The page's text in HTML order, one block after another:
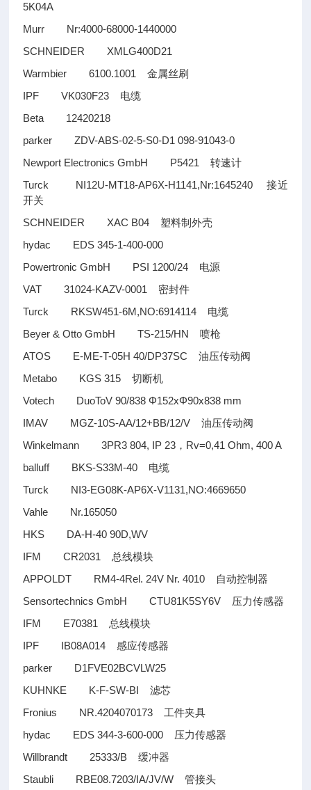
5K04A
Murr Nr:4000-68000-1440000
SCHNEIDER XMLG400D21
Warmbier 6100.1001金属丝刷
IPF VK030F23 电缆
Beta 12420218
parker ZDV-ABS-02-5-S0-D1 098-91043-0
Newport Electronics GmbH P5421转速计
Turck NI12U-MT18-AP6X-H1141,Nr:1645240 接近
开关
SCHNEIDER XAC B04 塑料制外壳
hydac EDS 345-1-400-000
Powertronic GmbH PSI 1200/24 电源
VAT 31024-KAZV-0001 密封件
Turck RKSW451-6M,NO:6914114 电缆
Beyer & Otto GmbH TS-215/HN喷枪
ATOS E-ME-T-05H 40/DP37SC油压传动阀
Metabo KGS 315切断机
Votech DuoToV 90/838 Φ152xΦ90x838 mm
IMAV MGZ-10S-AA/12+BB/12/V油压传动阀
Winkelmann 3PR3 804, IP 23 ， Rv=0,41 Ohm, 400 A
balluff BKS-S33M-40 电缆
Turck NI3-EG08K-AP6X-V1131,NO:4669650
Vahle Nr.165050
HKS DA-H-40 90D,WV
IFM CR2031 总线模块
APPOLDT RM4-4Rel. 24V Nr. 4010 自动控制器
Sensortechnics GmbH CTU81K5SY6V 压力传感器
IFM E70381 总线模块
IPF IB08A014感应传感器
parker D1FVE02BCVLW25
KUHNKE K-F-SW-BI滤芯
Fronius NR.4204070173 工件夹具
hydac EDS 344-3-600-000 压力传感器
Willbrandt 25333/B缓冲器
Staubli RBE08.7203/IA/JV/W管接头